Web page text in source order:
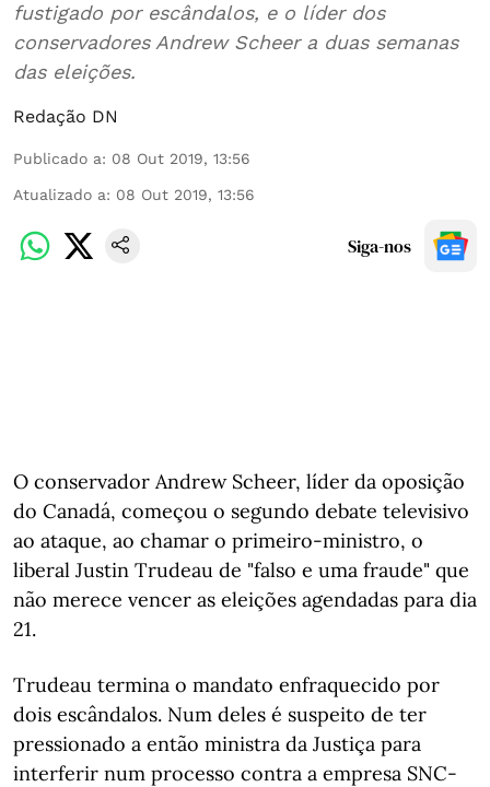
fustigado por escândalos, e o líder dos
conservadores Andrew Scheer a duas semanas
das eleições.
Redação DN
Publicado a: 08 Out 2019, 13:56
Atualizado a: 08 Out 2019, 13:56
Siga-nos
O conservador Andrew Scheer, líder da oposição
do Canadá, começou o segundo debate televisivo
ao ataque, ao chamar o primeiro-ministro, o
liberal Justin Trudeau de "falso e uma fraude" que
não merece vencer as eleições agendadas para dia
21.
Trudeau termina o mandato enfraquecido por
dois escândalos. Num deles é suspeito de ter
pressionado a então ministra da Justiça para
interferir num processo contra a empresa SNC-